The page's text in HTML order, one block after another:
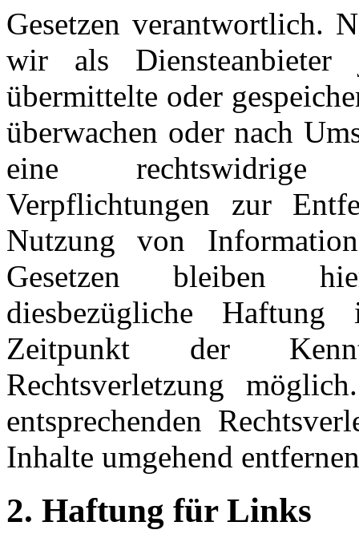
Gesetzen verantwortlich.
wir als Diensteanbieter
übermittelte oder
überwachen oder nach
eine rechtswidrige
Verpflichtungen zur
Nutzung von
Gesetzen bleiben
diesbezügliche
Zeitpunkt der
Rechtsverletzung
entsprechenden
Inhalte umgehend
2. Haftung für Links